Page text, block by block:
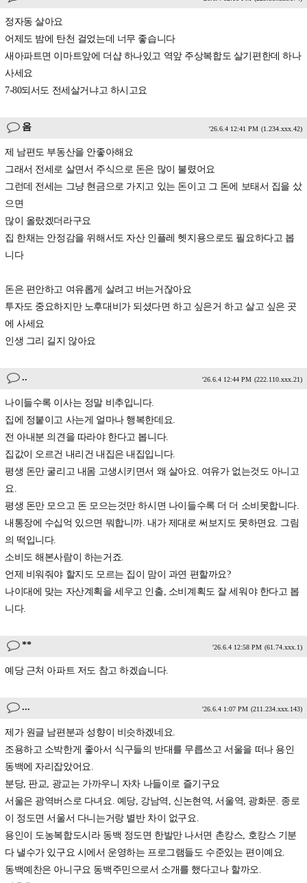
정자동 살아요
어제도 밤에 탄천 걸었는데 너무 좋습니다
새아파트면 이마트앞에 더샵 하나있고 역앞 주상복합도 살기편한데 하나
사세요
7-80되서도 전세살거냐고 하시고요
음 '26.6.4 12:41 PM (1.234.xxx.42)
제 남편도 부동산을 안좋아해요
그래서 전세로 살면서 주식으로 돈은 많이 불렸어요
그런데 전세는 그냥 현금으로 가지고 있는 돈이고 그 돈에 보태서 집을 샀
으면
많이 올랐겠더라구요
집 한채는 안정감을 위해서도 자산 인플레 헷지용으로도 필요하다고 봅
니다
돈은 편안하고 여유롭게 살려고 버는거잖아요
투자도 중요하지만 노후대비가 되셨다면 하고 싶은거 하고 살고 싶은 곳
에 사세요
인생 그리 길지 않아요
.. '26.6.4 12:44 PM (222.110.xxx.21)
나이들수록 이사는 정말 비추입니다.
집에 정붙이고 사는게 얼마나 행복한데요.
전 아내분 의견을 따라야 한다고 봅니다.
집값이 오르건 내리건 내집은 내집입니다.
평생 돈만 굴리고 내몸 고생시키면서 왜 살아요. 여유가 없는것도 아니고
요.
평생 돈만 모으고 돈 모으는것만 하시면 나이들수록 더 더 소비못합니다.
내통장에 수십억 있으면 뭐합니까. 내가 제대로 써보지도 못하면요. 그림
의 떡입니다.
소비도 해본사람이 하는거죠.
언제 비워줘야 할지도 모르는 집이 맘이 과연 편할까요?
나이대에 맞는 자산계획을 세우고 인출, 소비계획도 잘 세워야 한다고 봅
니다.
** '26.6.4 12:58 PM (61.74.xxx.1)
예당 근처 아파트 저도 참고 하겠습니다.
... '26.6.4 1:07 PM (211.234.xxx.143)
제가 원글 남편분과 성향이 비슷하겠네요.
조용하고 소박한게 좋아서 식구들의 반대를 무릅쓰고 서울을 떠나 용인
동백에 자리잡았어요.
분당, 판교, 광교는 가까우니 자차 나들이로 즐기구요
서울은 광역버스로 다녀요. 예당, 강남역, 신논현역, 서울역, 광화문. 종로
이 정도면 서울서 다니는거랑 별반 차이 없구요.
용인이 도농복합도시라 동백 정도면 한발만 나서면 촌캉스, 호캉스 기분
다 낼수가 있구요 시에서 운영하는 프로그램들도 수준있는 편이예요.
동백예찬은 아니구요 동백주민으로서 소개를 했다고나 할까오.